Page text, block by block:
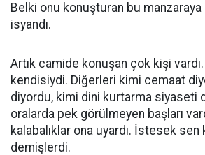
Belki onu konuşturan bu
isyandı.
Artık camide konuşan çok kişi vardı.
kendisiydi. Diğerleri kimi cemaat
diyordu, kimi dini kurtarma siyaseti
oralarda pek görülmeyen başları
kalabalıklar ona uyardı. İstesek sen
demişlerdi.